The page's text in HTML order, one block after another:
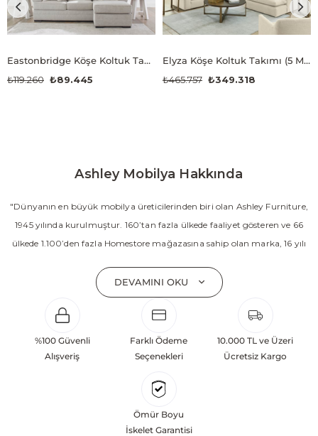
Eastonbridge Köşe Koltuk Takımı
₺89.445
₺119.260
Elyza Köşe Koltuk Takımı (5 Modül)
₺349.318
₺465.757
Ashley Mobilya Hakkında
"Dünyanın en büyük mobilya üreticilerinden biri olan Ashley Furniture,
1945 yılında kurulmuştur. 160’tan fazla ülkede faaliyet gösteren ve 66
ülkede 1.100’den fazla Homestore mağazasına sahip olan marka, 16 yılı
yatak odası, oturma odası, yemek odası, home ofis ve ev dekorasyon
aksesuarları dahil olmak üzere 20’den fazla ürün kategorisinde geniş bir
koleksiyon sunmaktadır. Sabit ve hareketli koltuklar, yataklar, bahçe
mobilyaları ve demonte ürün grupları ile ürün yelpazesini sürekli
geliştiren Ashley, güçlü ve verimli global altyapısı sayesinde dünya
başarılarına değil, aynı zamanda gelecekte yaratacağı değerlere
odaklanarak sürekli gelişimi temel yaklaşım olarak benimsemektedir.
Türkiye’deki yatırımları kapsamında, Kayseri Serbest Bölgesi’nde 100
DEVAMINI OKU
%100 Güvenli
Alışveriş
Farklı Ödeme
Seçenekleri
10.000 TL ve Üzeri
Ücretsiz Kargo
Ömür Boyu
İskelet Garantisi